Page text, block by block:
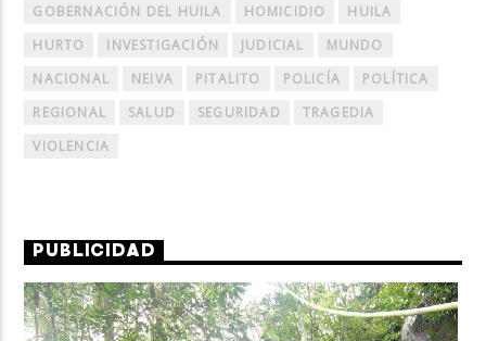
GOBERNACIÓN DEL HUILA
HOMICIDIO
HUILA
HURTO
INVESTIGACIÓN JUDICIAL
MUNDO
NACIONAL
NEIVA PITALITO POLICÍA
POLÍTICA
REGIONAL
SALUD SEGURIDAD
TRAGEDIA
VIOLENCIA
PUBLICIDAD